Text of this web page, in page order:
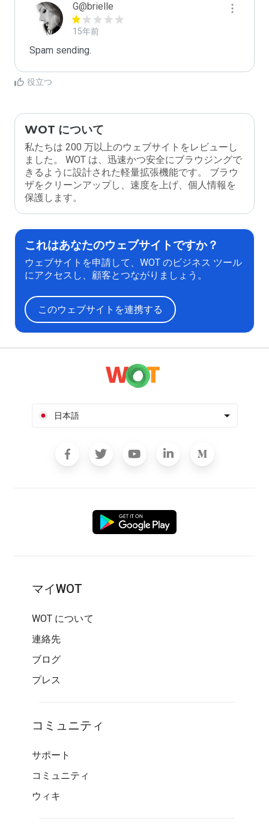
G@brielle
15年前
Spam sending.
役立つ
WOT について
私たちは 200 万以上のウェブサイトをレビューし
ました。 WOT は、迅速かつ安全にブラウジングで
きるように設計された軽量拡張機能です。 ブラウ
ザをクリーンアップし、速度を上げ、個人情報を
保護します。
これはあなたのウェブサイトですか？
ウェブサイトを申請して、WOT のビジネス ツール
にアクセスし、顧客とつながりましょう。
このウェブサイトを連携する
日本語
マイWOT
WOT について
連絡先
ブログ
プレス
コミュニティ
サポート
コミュニティ
ウィキ